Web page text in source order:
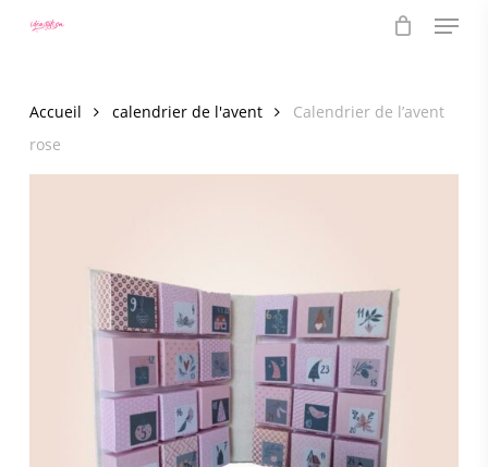
Menu
Accueil calendrier de l'avent
Calendrier de l’avent
rose